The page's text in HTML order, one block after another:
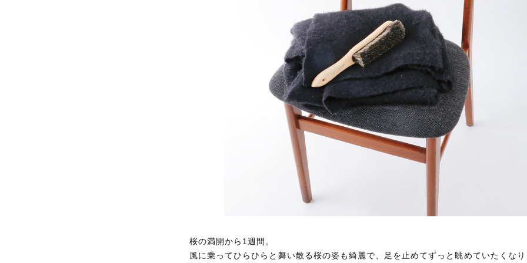
桜の満開から1週間。
風に乗ってひらひらと舞い散る桜の姿も綺麗で、足を止めてずっと眺めていたくな